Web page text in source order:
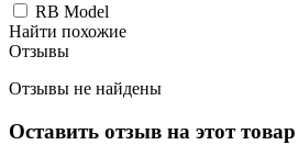
RB Model
Найти похожие
Отзывы
Отзывы не найдены
Оставить отзыв на этот товар